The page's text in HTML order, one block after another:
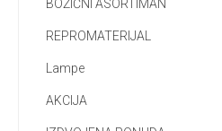
BOŽIĆNI ASORTIMAN
REPROMATERIJAL
Lampe
AKCIJA